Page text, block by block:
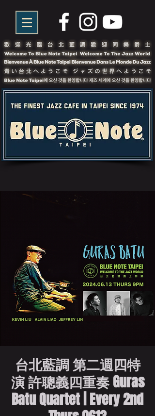
台北藍調 第二週四特
演 許聰義四重奏 Guras
Batu Quartet | Every 2nd